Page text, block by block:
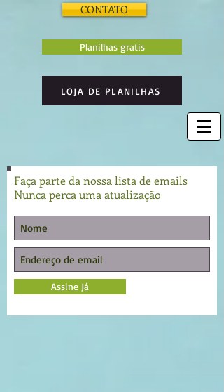
CONTATO
Planilhas gratis
LOJA DE PLANILHAS
Faça parte da nossa lista de emails
Nunca perca uma atualização
Assine Já